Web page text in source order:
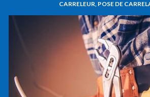
CARRELEUR, POSE DE